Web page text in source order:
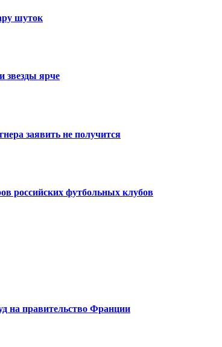
шуток
звезды ярче
заявить не получится
российских футбольных клубов
на правительство Франции